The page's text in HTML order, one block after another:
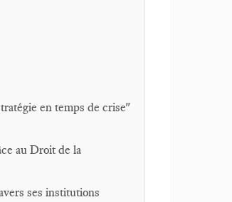
en temps de crise"
au Droit de la
ses institutions